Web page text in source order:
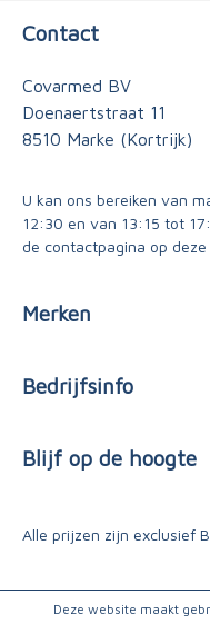
Contact
Covarmed BV
Doenaertstraat 11
8510 Marke (Kortrijk)
U kan ons bereiken van
12:30 en van 13:15 tot
de contactpagina op deze
Merken
Bedrijfsinfo
Blijf op de hoogte
Alle prijzen zijn exclusief
Deze website maakt